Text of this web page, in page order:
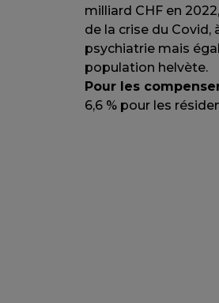
milliard CHF en
de la crise du
psychiatrie mais
population helvète.
Pour les
6,6 % pour les